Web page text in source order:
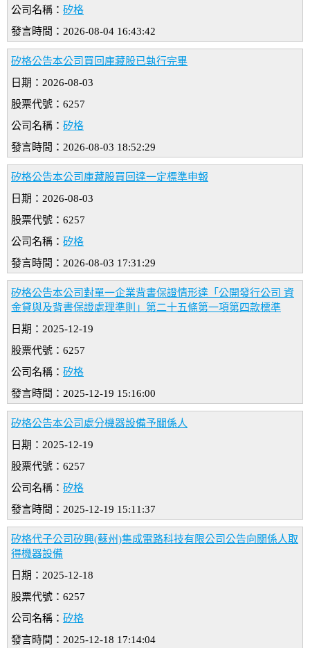
公司名稱： 矽格
發言時間：2026-08-04 16:43:42
矽格公告本公司買回庫藏股已執行完畢
日期：2026-08-03
股票代號：6257
公司名稱： 矽格
發言時間：2026-08-03 18:52:29
矽格公告本公司庫藏股買回達一定標準申報
日期：2026-08-03
股票代號：6257
公司名稱： 矽格
發言時間：2026-08-03 17:31:29
矽格公告本公司對單一企業背書保證情形達「公開發行公司 資
金貸與及背書保證處理準則」第二十五條第一項第四款標準
日期：2025-12-19
股票代號：6257
公司名稱： 矽格
發言時間：2025-12-19 15:16:00
矽格公告本公司處分機器設備予關係人
日期：2025-12-19
股票代號：6257
公司名稱： 矽格
發言時間：2025-12-19 15:11:37
矽格代子公司矽興(蘇州)集成電路科技有限公司公告向關係人取
得機器設備
日期：2025-12-18
股票代號：6257
公司名稱： 矽格
發言時間：2025-12-18 17:14:04